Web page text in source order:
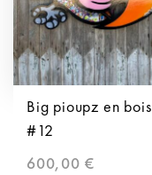
Big pioupz en bois
#12
600,00 €